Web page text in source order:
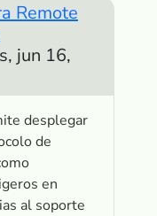
Remote
jun 16,
desplegar
de
en
al soporte